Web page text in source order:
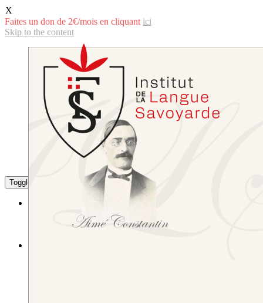
X
Faites un don de 2€/mois en cliquant ici
Skip to the content
Toggle the mobile menu Toggle the search field
La langue savoyarde
Littérature
L’écriture de la langue savoyarde